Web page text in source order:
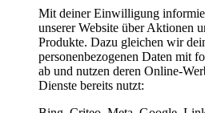
Mit deiner Einwilligung
unserer Website über Aktionen
Produkte. Dazu gleichen wir
personenbezogenen Daten mit
ab und nutzen deren Online-
Dienste bereits nutzt: